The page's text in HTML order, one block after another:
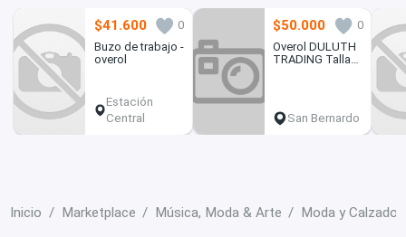
$41.600
0
Buzo de trabajo -
overol
Estación
Central
$50.000
0
Overol DULUTH
TRADING Talla
San Bernardo
Inicio Marketplace Música, Moda & Arte Moda y Calzado